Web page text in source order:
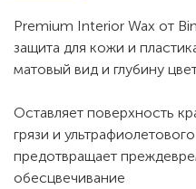
Premium Interior Wax от
защита для кожи и
матовый вид и глубину
Оставляет поверхность
грязи и
предотвращает
обесцвечивание